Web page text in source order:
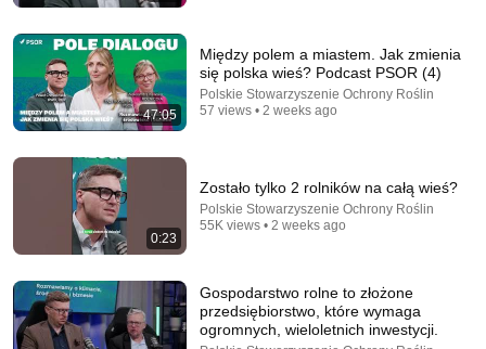
Change just this 1 thing to burn fat. 3 kg LESS fast
Dr Bartek Kulczyński
Auto-dubbed
81K views
47:05
Między polem a miastem. Jak zmienia
się polska wieś? Podcast PSOR (4)
Polskie Stowarzyszenie Ochrony Roślin
57 views • 2 weeks ago
0:23
Zostało tylko 2 rolników na całą wieś?
Polskie Stowarzyszenie Ochrony Roślin
55K views • 2 weeks ago
Gospodarstwo rolne to złożone
przedsiębiorstwo, które wymaga
ogromnych, wieloletnich inwestycji.